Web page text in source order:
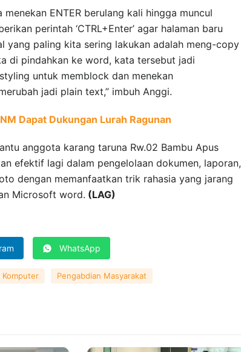
ENTER berulang kali hingga muncul
perintah ‘CTRL+Enter’ agar halaman baru
yang paling kita sering lakukan adalah meng-copy
di pindahkan ke word, kata tersebut jadi
untuk memblock dan menekan
jadi plain text,” imbuh Anggi.
Dapat Dukungan Lurah Ragunan
anggota karang taruna Rw.02 Bambu Apus
efektif lagi dalam pengelolaan dokumen, laporan,
dengan memanfaatkan trik rahasia yang jarang
Microsoft word. (LAG)
WhatsApp
Komputer Pengabdian Masyarakat